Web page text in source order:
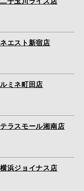
エスト新宿店
ミネ町田店
ラスモール湘南店
浜ジョイナス店